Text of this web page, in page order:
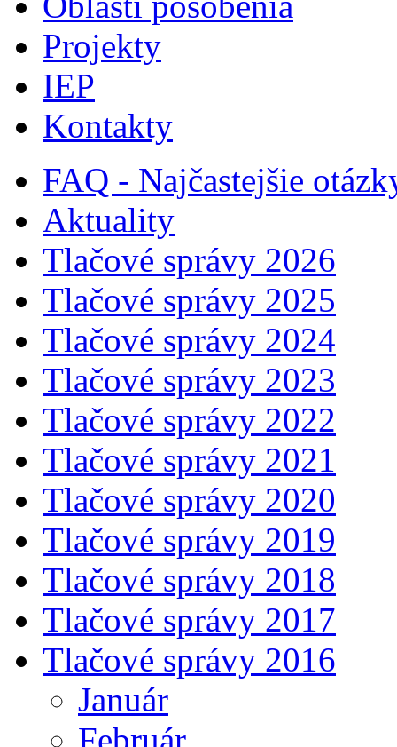
Projekty
IEP
Kontakty
FAQ - Najčastejšie
Aktuality
Tlačové správy 2026
Tlačové správy 2025
Tlačové správy 2024
Tlačové správy 2023
Tlačové správy 2022
Tlačové správy 2021
Tlačové správy 2020
Tlačové správy 2019
Tlačové správy 2018
Tlačové správy 2017
Tlačové správy 2016
Január